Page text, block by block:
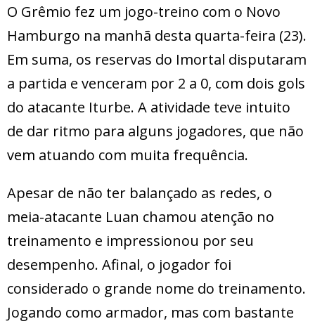
O Grêmio fez um jogo-treino com o Novo
Hamburgo na manhã desta quarta-feira (23).
Em suma, os reservas do Imortal disputaram
a partida e venceram por 2 a 0, com dois gols
do atacante Iturbe. A atividade teve intuito
de dar ritmo para alguns jogadores, que não
vem atuando com muita frequência.
Apesar de não ter balançado as redes, o
meia-atacante Luan chamou atenção no
treinamento e impressionou por seu
desempenho. Afinal, o jogador foi
considerado o grande nome do treinamento.
Jogando como armador, mas com bastante